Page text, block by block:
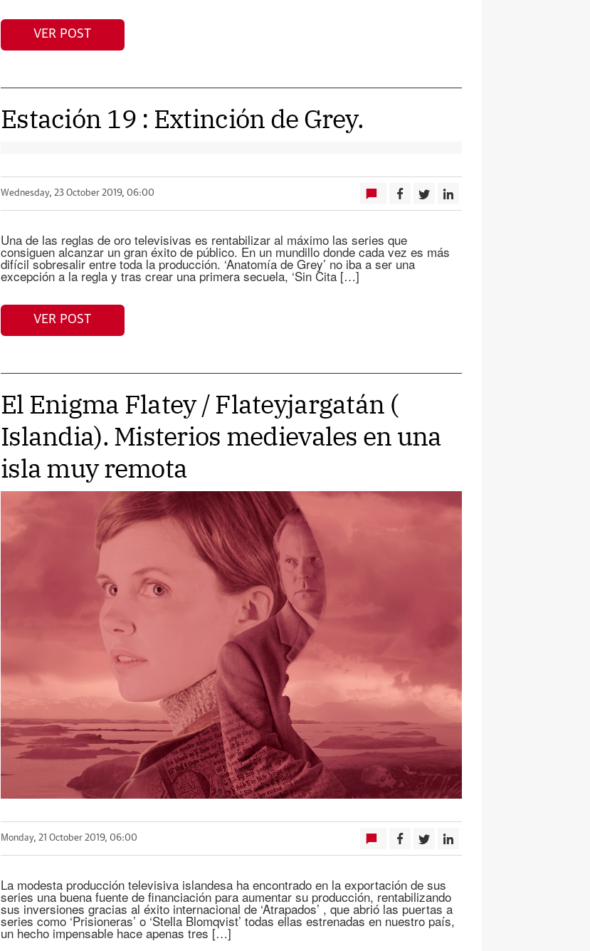
VER POST
Estación 19 : Extinción de Grey.
Wednesday, 23 October 2019, 06:00
Una de las reglas de oro televisivas es rentabilizar al máximo las series que
consiguen alcanzar un gran éxito de público. En un mundillo donde cada vez es más
difícil sobresalir entre toda la producción. ‘Anatomía de Grey’ no iba a ser una
excepción a la regla y tras crear una primera secuela, ‘Sin Cita […]
VER POST
El Enigma Flatey / Flateyjargatán (
Islandia). Misterios medievales en una
isla muy remota
Monday, 21 October 2019, 06:00
La modesta producción televisiva islandesa ha encontrado en la exportación de sus
series una buena fuente de financiación para aumentar su producción, rentabilizando
sus inversiones gracias al éxito internacional de ‘Atrapados’ , que abrió las puertas a
series como ‘Prisioneras’ o ‘Stella Blomqvist’ todas ellas estrenadas en nuestro país,
un hecho impensable hace apenas tres […]